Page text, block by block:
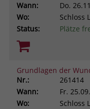
Wann:
Do.
Wo:
Schloss
Status:
Plätze
Grundlagen der
Nr.:
261414
Wann:
Fr.
Wo:
Schloss